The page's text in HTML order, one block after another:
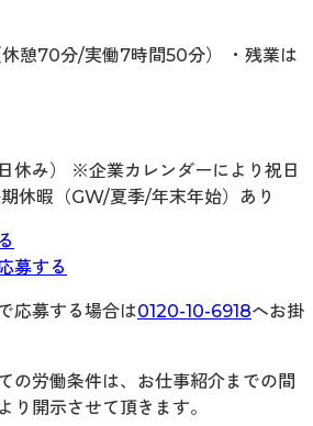
憩70分/実働7時間50分） ・残業は
休み） ※企業カレンダーにより祝日
休暇（GW/夏季/年末年始）あり
募する
応募する場合は0120-10-6918へお掛
の労働条件は、お仕事紹介までの間
り開示させて頂きます。